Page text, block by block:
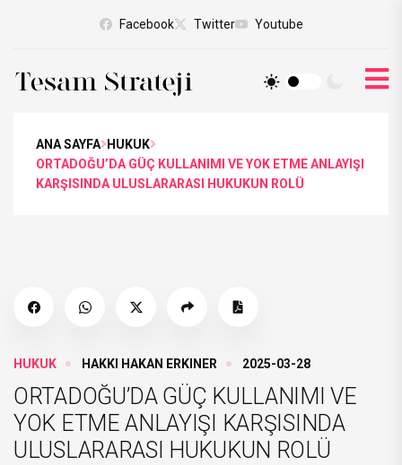
Facebook Twitter Youtube
ANA SAYFA
HUKUK
ORTADOĞU’DA GÜÇ KULLANIMI VE YOK ETME ANLAYIŞI
KARŞISINDA ULUSLARARASI HUKUKUN ROLÜ
HUKUK HAKKI HAKAN ERKINER 2025-03-28
ORTADOĞU’DA GÜÇ KULLANIMI VE
YOK ETME ANLAYIŞI KARŞISINDA
ULUSLARARASI HUKUKUN ROLÜ